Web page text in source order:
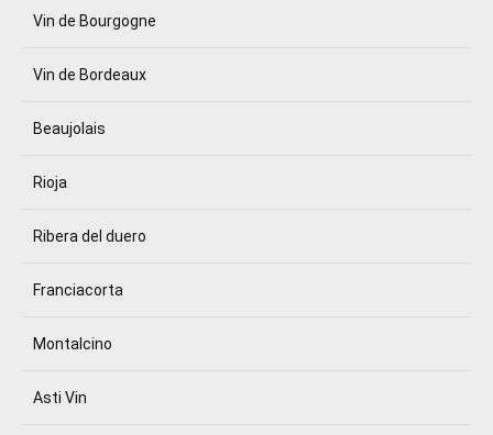
Vin de Bourgogne
Vin de Bordeaux
Beaujolais
Rioja
Ribera del duero
Franciacorta
Montalcino
Asti Vin